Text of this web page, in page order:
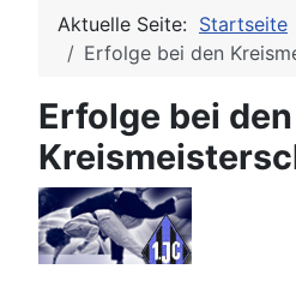
Aktuelle Seite: Startseite
Erfolge bei den
Erfolge bei den